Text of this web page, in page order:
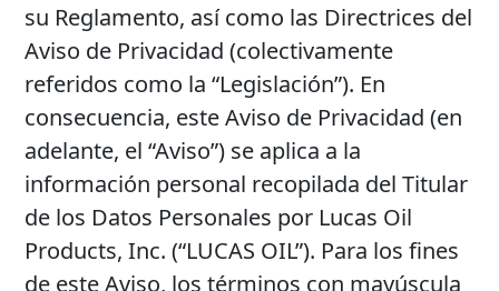
MOTORCYCLE
RACING
su Reglamento, así como las Directrices del
Aviso de Privacidad (colectivamente
referidos como la “Legislación”). En
consecuencia, este Aviso de Privacidad (en
adelante, el “Aviso”) se aplica a la
información personal recopilada del Titular
de los Datos Personales por Lucas Oil
Products, Inc. (“LUCAS OIL”). Para los fines
de este Aviso, los términos con mayúscula